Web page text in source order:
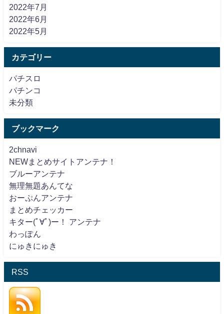
2022年7月
2022年6月
2022年5月
カテゴリー
パチスロ
パチンコ
未分類
ブックマーク
2chnavi
NEWまとめサイトアンテナ！
ブルーアンテナ
無理無題あんてな
おーぷんアンテナ
まとめチェッカー
キター(ﾟ∀ﾟ)ー！ アンテナ
わっぽん
にゅきにゅき
RSS